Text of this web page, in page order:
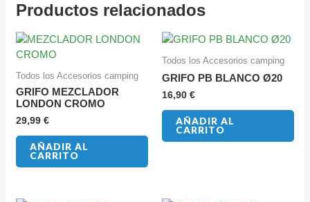
Productos relacionados
Todos los Accesorios camping
GRIFO MEZCLADOR
LONDON CROMO
29,99€
AÑADIR AL
CARRITO
Todos los Accesorios camping
GRIFO PB BLANCO Ø20
16,90 €
AÑADIR AL
CARRITO